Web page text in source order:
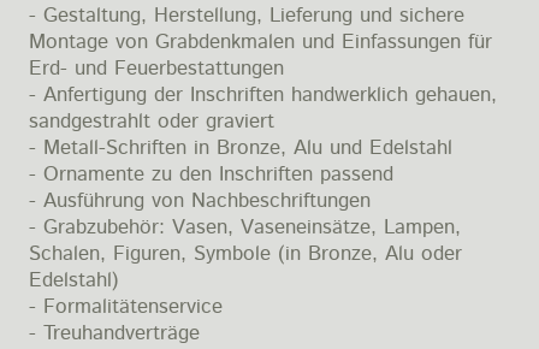
- Gestaltung, Herstellung, Lieferung und sichere
Montage von Grabdenkmalen und Einfassungen für
Erd- und Feuerbestattungen
- Anfertigung der Inschriften handwerklich gehauen,
sandgestrahlt oder graviert
- Metall-Schriften in Bronze, Alu und Edelstahl
- Ornamente zu den Inschriften passend
- Ausführung von Nachbeschriftungen
- Grabzubehör: Vasen, Vaseneinsätze, Lampen,
Schalen, Figuren, Symbole (in Bronze, Alu oder
Edelstahl)
- Formalitätenservice
- Treuhandverträge